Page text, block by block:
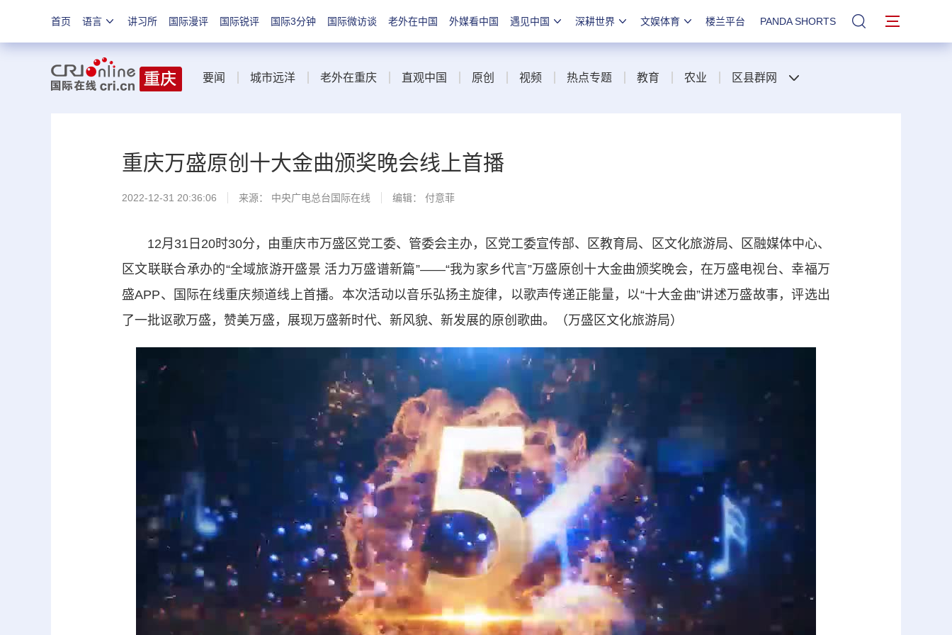
首页 语言 讲习所 国际漫评 国际锐评 国际3分钟 国际微访谈 老外在中国 外媒看中国 遇见中国 深耕世界 文娱体育 楼兰平台 PANDA SHORTS 站内搜索
要闻 城市远洋 老外在重庆 直观中国 原创 视频 热点专题 教育 农业 区县群网
重庆万盛原创十大金曲颁奖晚会线上首播
2022-12-31 20:36:06 来源： 中央广电总台国际在线 编辑： 付意菲
12月31日20时30分，由重庆市万盛区党工委、管委会主办，区党工委宣传部、区教育局、区文化旅游局、区融媒体中心、
区文联联合承办的“全域旅游开盛景 活力万盛谱新篇”——“我为家乡代言”万盛原创十大金曲颁奖晚会，在万盛电视台、幸福万
盛APP、国际在线重庆频道线上首播。本次活动以音乐弘扬主旋律，以歌声传递正能量，以“十大金曲”讲述万盛故事，评选出
了一批讴歌万盛，赞美万盛，展现万盛新时代、新风貌、新发展的原创歌曲。（万盛区文化旅游局）